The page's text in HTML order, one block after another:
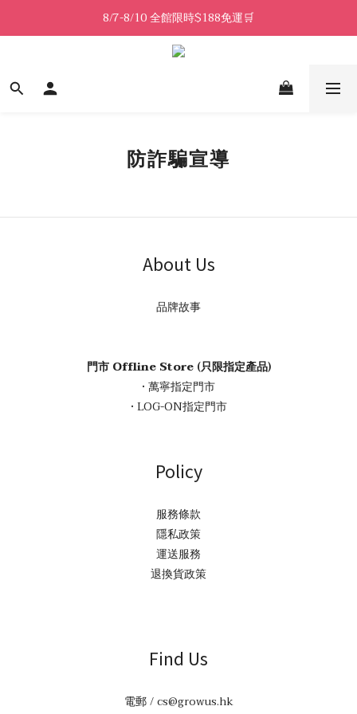
8/7-8/10 全館限時$188免運🛒
8/7-8/10 全館限時$188免運🛒
🔥8/7-8/10 滿$588立減$88🔥
防詐騙宣導
About Us
品牌故事
門市 Offline Store (只限指定產品)
• 萬寧指定門市
• LOG-ON指定門市
Policy
服務條款
隱私政策
運送服務
退換貨政策
Find Us
電郵 / cs@growus.hk